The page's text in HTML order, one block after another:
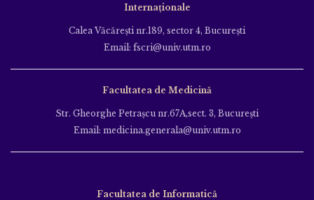
Internaționale
Calea Văcăreşti nr.189, sector 4, Bucureşti
Email: fscri@univ.utm.ro
Facultatea de Medicină
Str. Gheorghe Petraşcu nr.67A,sect. 3, Bucureşti
Email: medicina.generala@univ.utm.ro
Facultatea de Informatică